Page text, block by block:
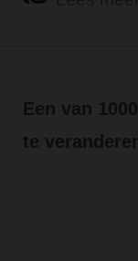
Een van
te